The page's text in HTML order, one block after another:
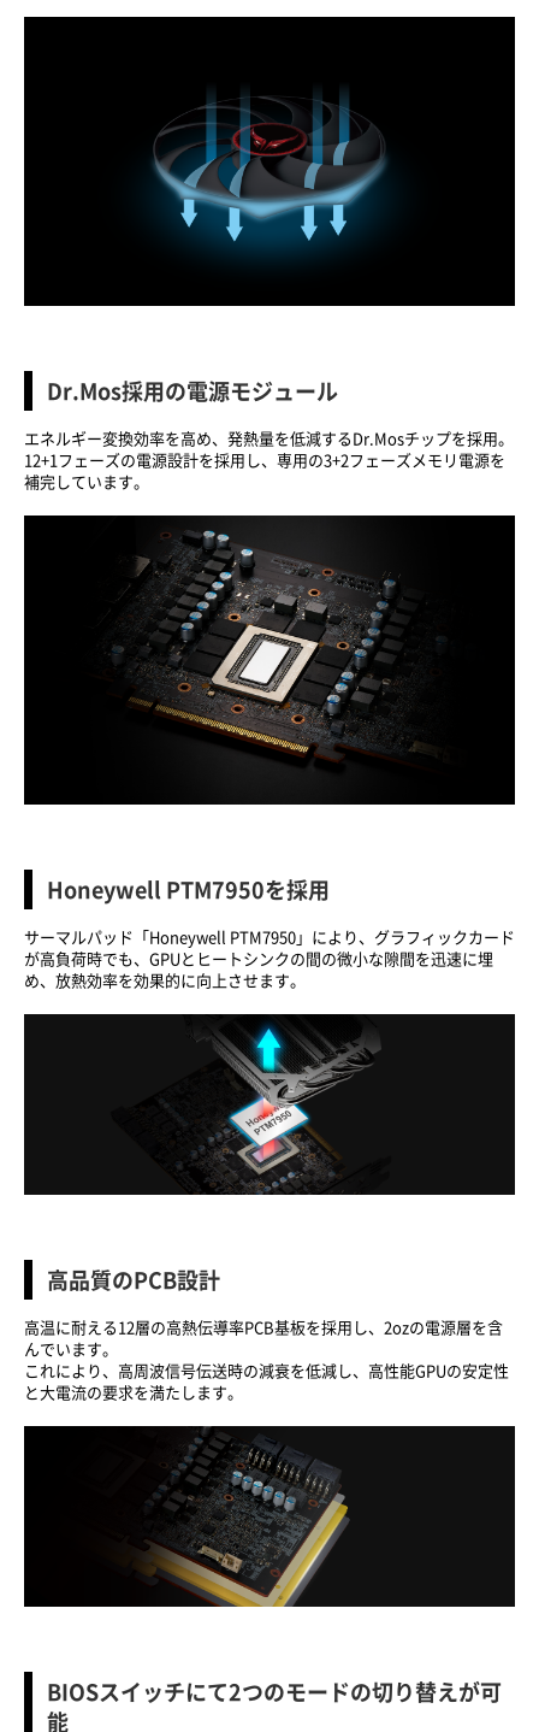
Dr.Mos採用の電源モジュール
エネルギー変換効率を高め、発熱量を低減するDr.Mosチップを採用。
12+1フェーズの電源設計を採用し、専用の3+2フェーズメモリ電源を
補完しています。
Honeywell PTM7950を採用
サーマルパッド「Honeywell PTM7950」により、グラフィックカード
が高負荷時でも、GPUとヒートシンクの間の微小な隙間を迅速に埋
め、放熱効率を効果的に向上させます。
高品質のPCB設計
高温に耐える12層の高熱伝導率PCB基板を採用し、2ozの電源層を含
んでいます。
これにより、高周波信号伝送時の減衰を低減し、高性能GPUの安定性
と大電流の要求を満たします。
BIOSスイッチにて2つのモードの切り替えが可
能